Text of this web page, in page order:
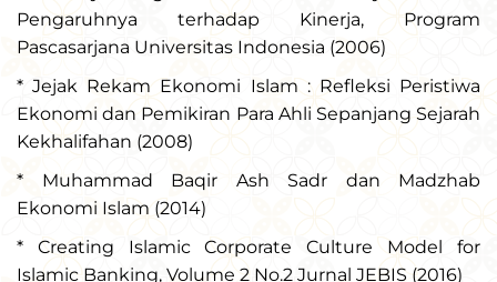
Pengaruhnya terhadap Kinerja, Program
Pascasarjana Universitas Indonesia (2006)
* Jejak Rekam Ekonomi Islam : Refleksi Peristiwa
Ekonomi dan Pemikiran Para Ahli Sepanjang Sejarah
Kekhalifahan (2008)
* Muhammad Baqir Ash Sadr dan Madzhab
Ekonomi Islam (2014)
* Creating Islamic Corporate Culture Model for
Islamic Banking, Volume 2 No.2 Jurnal JEBIS (2016)